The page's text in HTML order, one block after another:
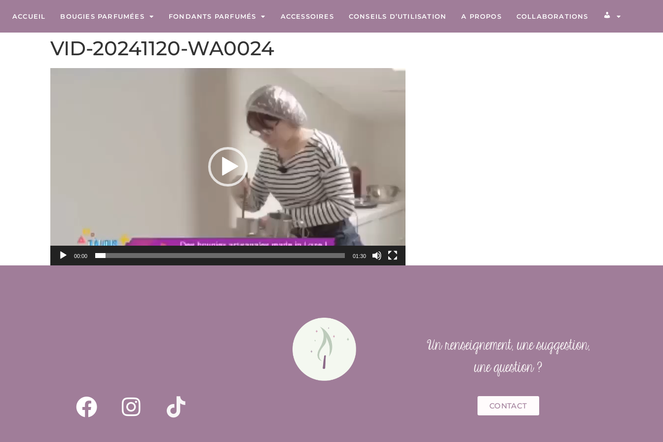
ACCUEIL BOUGIES PARFUMÉES FONDANTS PARFUMÉS ACCESSOIRES CONSEILS D’UTILISATION A PROPOS COLLABORATIONS
COMPTE
VID-20241120-WA0024
00:00 01:30
Un renseignement, une suggestion,
une question ?
CONTACT